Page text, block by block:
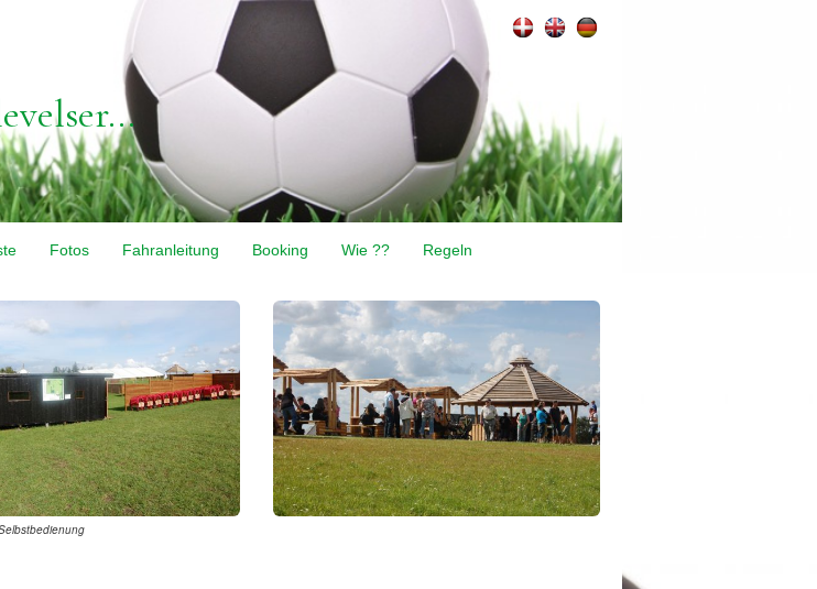
Fotos Fahranleitung Booking Wie ?? Regeln